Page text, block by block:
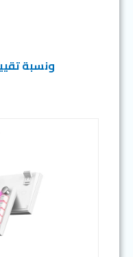
ونسبة